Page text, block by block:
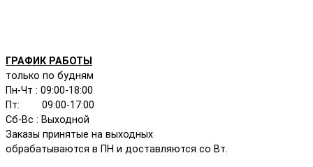
ГРАФИК РАБОТЫ
только по будням
Пн-Чт : 09:00-18:00
Пт: 09:00-17:00
Сб-Вс : Выходной
Заказы принятые на выходных
обрабатываются в ПН и доставляются со Вт.